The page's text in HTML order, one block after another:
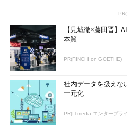
【見城徹×藤田晋】
本質
PR(FINCHI on GOETHE)
社内データを扱え
一元化
PR(ITmedia エンタープラ